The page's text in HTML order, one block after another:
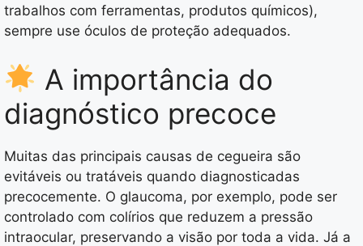
trabalhos com ferramentas, produtos químicos),
sempre use óculos de proteção adequados.
A importância do
diagnóstico precoce
Muitas das principais causas de cegueira são
evitáveis ou tratáveis quando diagnosticadas
precocemente. O glaucoma, por exemplo, pode ser
controlado com colírios que reduzem a pressão
intraocular, preservando a visão por toda a vida. Já a